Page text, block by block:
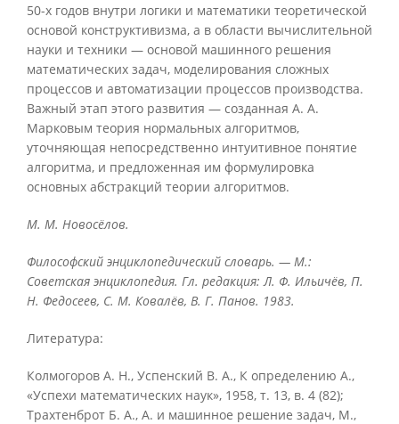
50-х годов внутри логики и математики теоретической
основой конструктивизма, а в области вычислительной
науки и техники — основой машинного решения
математических задач, моделирования сложных
процессов и автоматизации процессов производства.
Важный этап этого развития — созданная А. А.
Марковым теория нормальных алгоритмов,
уточняющая непосредственно интуитивное понятие
алгоритма, и предложенная им формулировка
основных абстракций теории алгоритмов.
M. M. Новосёлов.
Философский энциклопедический словарь. — М.:
Советская энциклопедия. Гл. редакция: Л. Ф. Ильичёв, П.
Н. Федосеев, С. М. Ковалёв, В. Г. Панов. 1983.
Литература:
Колмогоров А. Н., Успенский В. А., К определению А.,
«Успехи математических наук», 1958, т. 13, в. 4 (82);
Трахтенброт Б. А., А. и машинное решение задач, М.,